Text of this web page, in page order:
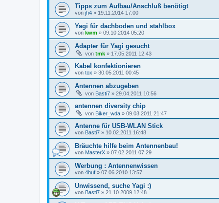
Tipps zum Aufbau/Anschluß benötigt
von jh4 » 19.11.2014 17:00
Yagi für dachboden und stahlbox
von kwm » 09.10.2014 05:20
Adapter für Yagi gesucht
von tmk » 17.05.2011 12:43
Kabel konfektionieren
von tox » 30.05.2011 00:45
Antennen abzugeben
von Basti7 » 29.04.2011 10:56
antennen diversity chip
von Biker_wda » 09.03.2011 21:47
Antenne für USB-WLAN Stick
von Basti7 » 10.02.2011 16:48
Bräuchte hilfe beim Antennenbau!
von MasterX » 07.02.2011 07:29
Werbung : Antennenwissen
von 4huf » 07.06.2010 13:57
Unwissend, suche Yagi :)
von Basti7 » 21.10.2009 12:48